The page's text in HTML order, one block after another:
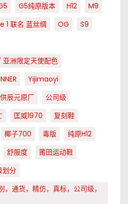
G5纯原版本 H12
M9
1 联名 蓝丝绸 OG
S9
洲限定天使配色
Yijimaoyi
辰元原厂
公司级
匡威1970
复刻鞋
椰子700 毒版
纯原H12
舒服度
莆田运动鞋
划分
通货，精仿，真标，公司级，